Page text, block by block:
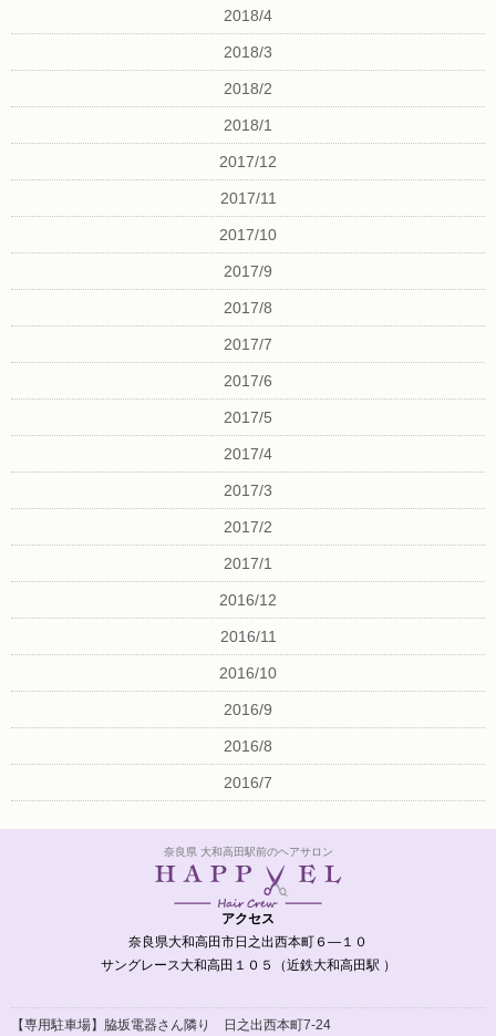
2018/4
2018/3
2018/2
2018/1
2017/12
2017/11
2017/10
2017/9
2017/8
2017/7
2017/6
2017/5
2017/4
2017/3
2017/2
2017/1
2016/12
2016/11
2016/10
2016/9
2016/8
2016/7
奈良県 大和高田駅前のヘアサロン
アクセス
奈良県大和高田市日之出西本町６―１０
サングレース大和高田１０５（近鉄大和高田駅 ）
【専用駐車場】脇坂電器さん隣り 日之出西本町7-24